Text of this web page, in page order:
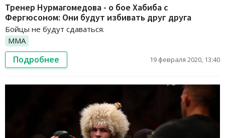
Тренер Нурмагомедова - о бое Хабиба с
Фергюсоном: Они будут избивать друг друга
Бойцы не будут сдаваться.
ММА
Подробнее 19 февраля 2020, 13:40